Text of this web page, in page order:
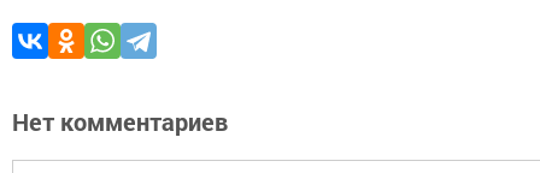
Нет комментариев